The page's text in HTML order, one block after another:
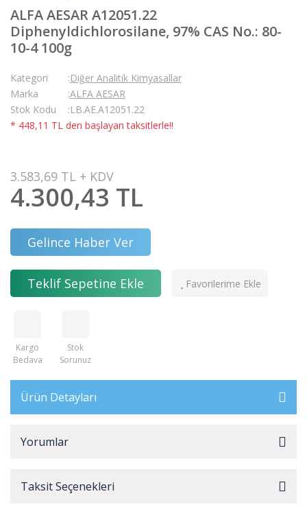
ALFA AESAR A12051.22
Diphenyldichlorosilane, 97% CAS No.: 80-
10-4 100g
Kategori
Diğer Analitik Kimyasallar
Marka
ALFA AESAR
Stok Kodu
LB.AE.A12051.22
* 448,11 TL den başlayan taksitlerle!!
3.583,69 TL + KDV
4.300,43 TL
Gelince Haber Ver
Teklif Sepetine Ekle
Kargo
Bedava
Stok
Sorunuz
Ürün Detayları
Yorumlar
Taksit Seçenekleri